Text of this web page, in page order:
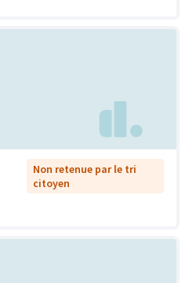
Non retenue par le tri
citoyen